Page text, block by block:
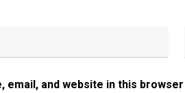
email, and website in this